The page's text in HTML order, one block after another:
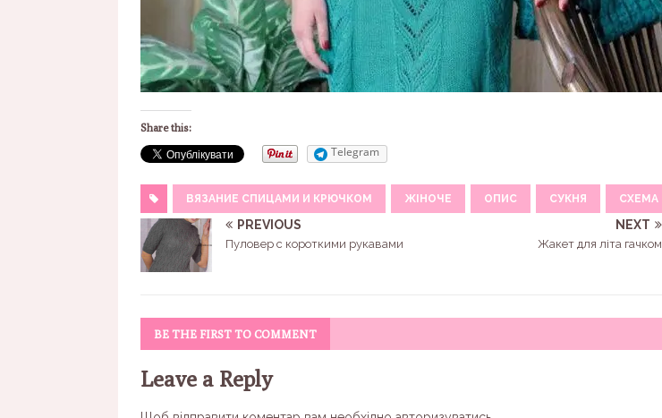
Share this:
Telegram
ВЯЗАНИЕ СПИЦАМИ И КРЮЧКОМ ЖІНОЧЕ ОПИС СУКНЯ СХЕМА
PREVIOUS
Пуловер с короткими рукавами
NEXT
Жакет для літа гачком
BE THE FIRST TO COMMENT
Leave a Reply